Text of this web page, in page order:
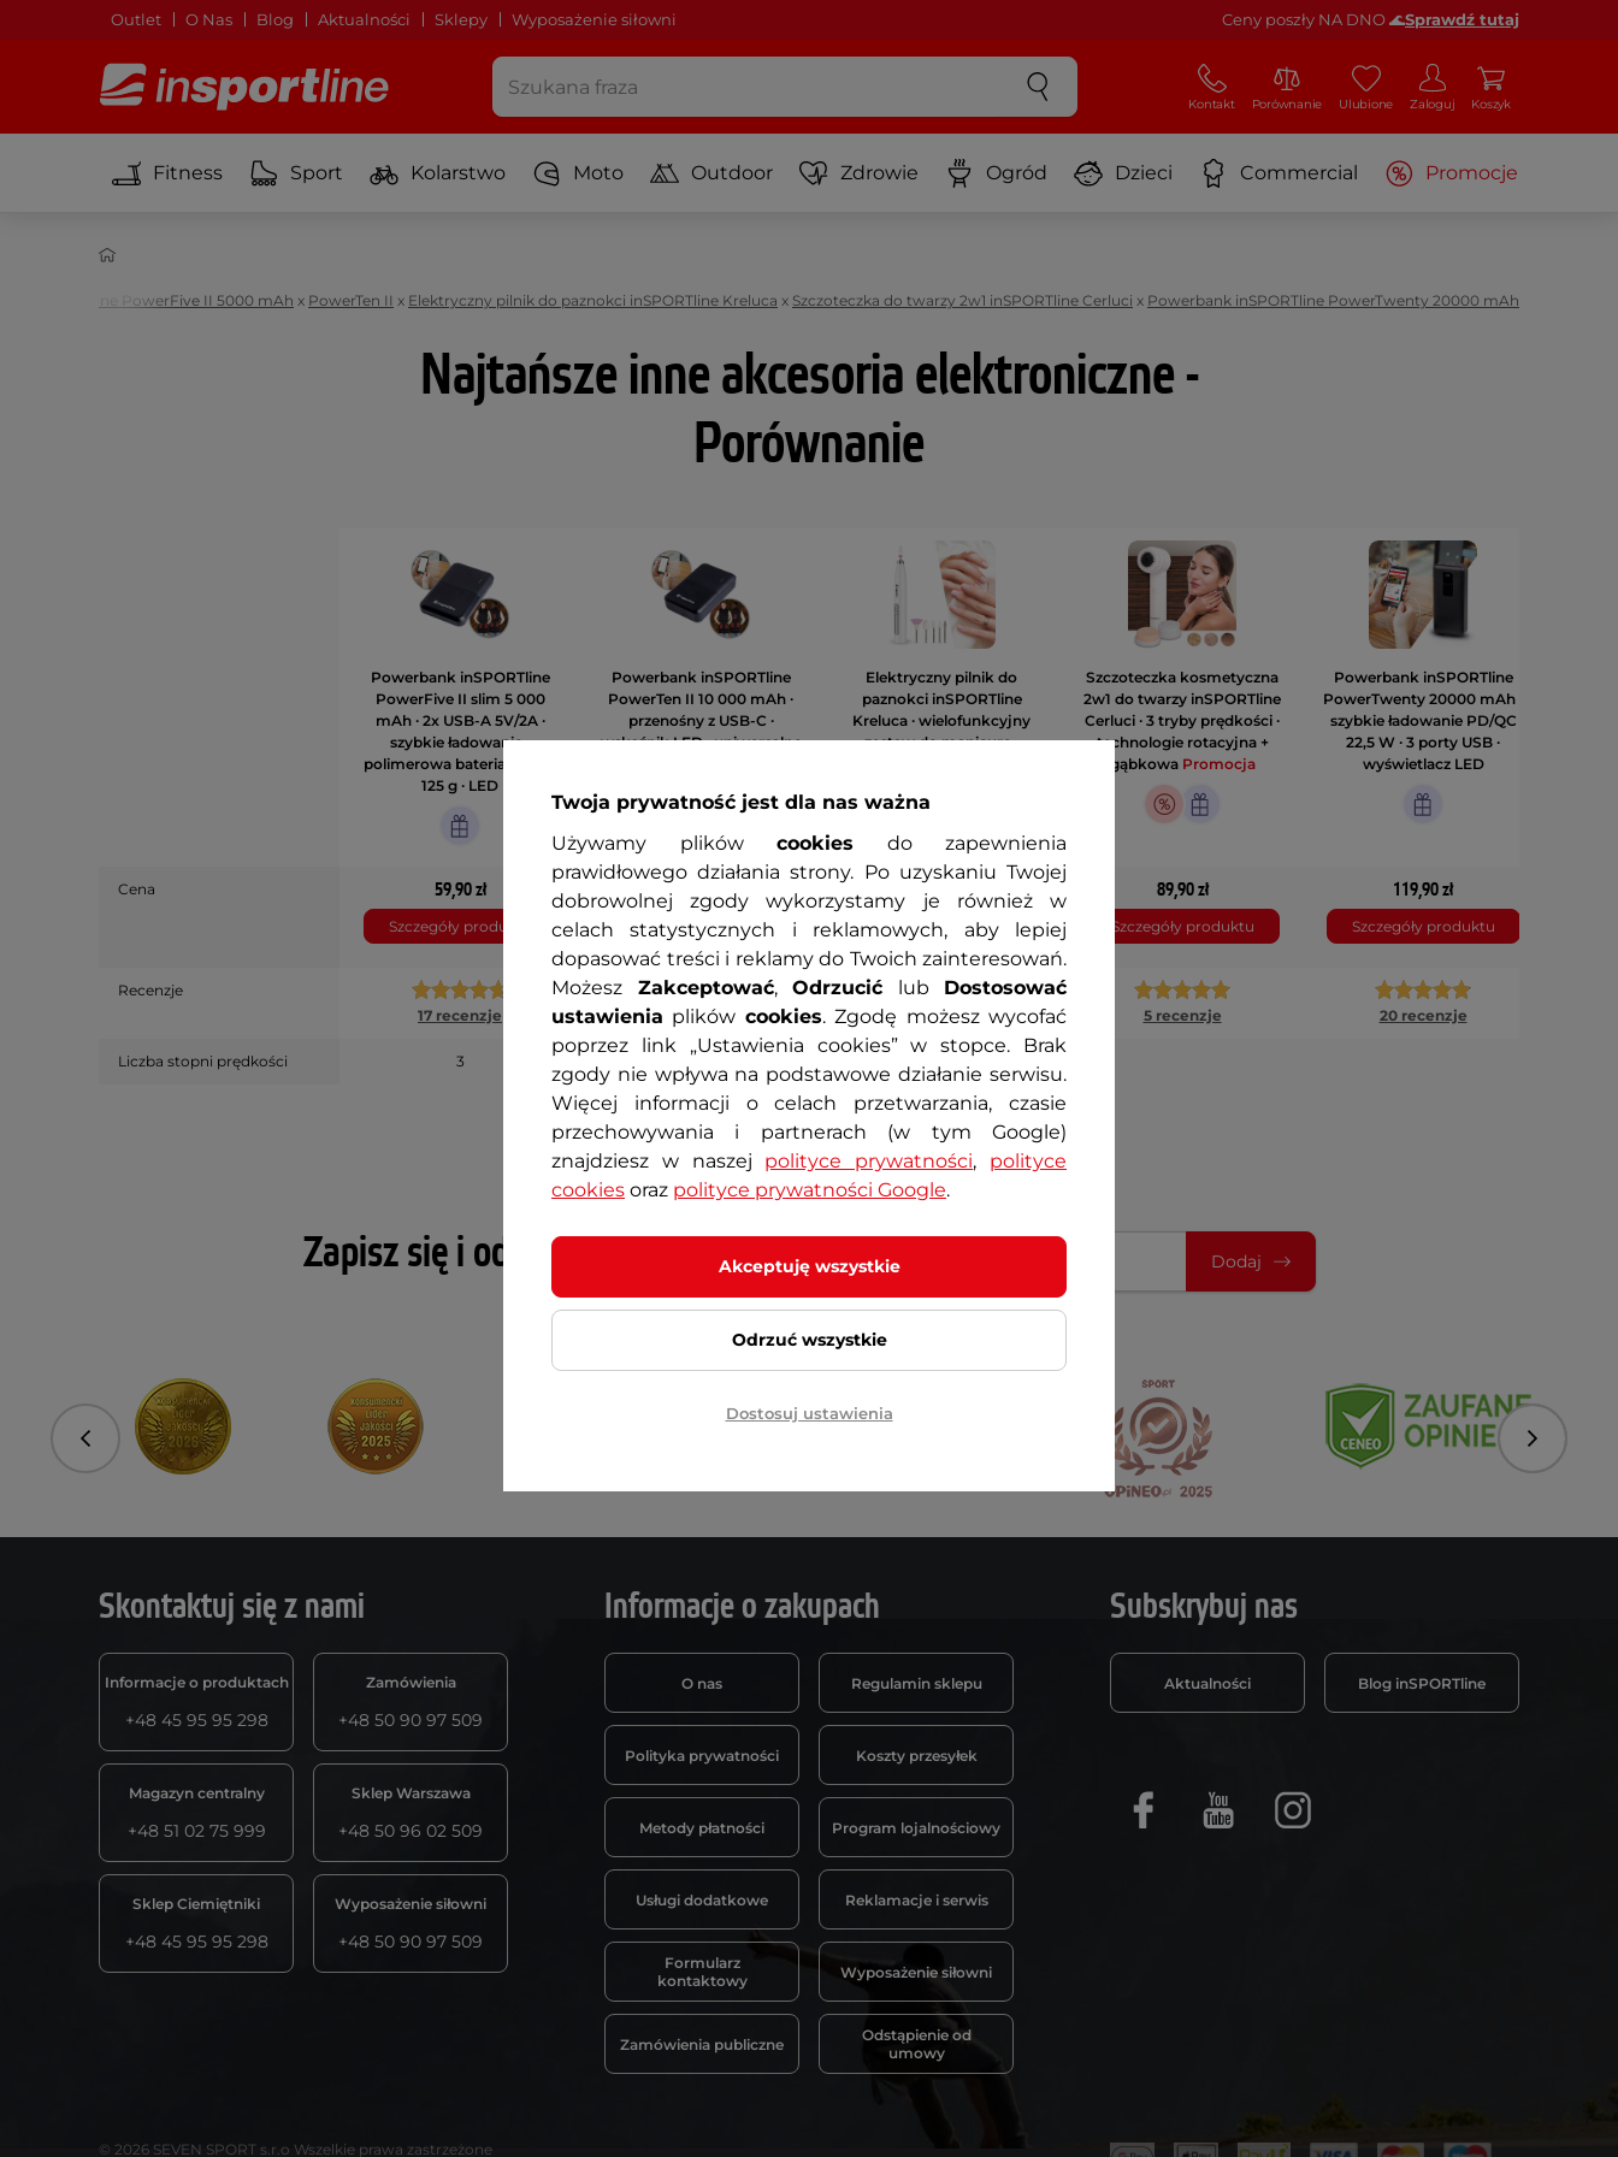
Outlet O Nas Blog Aktualności Sklepy Wyposażenie siłowni Ceny poszły NA DNO 🌊Sprawdź tutaj
Kontakt Porównanie Ulubione Zaloguj Koszyk
Fitness Sport Kolarstwo Moto Outdoor Zdrowie Ogród Dzieci Commercial Promocje
inSPORTline PowerFive II 5000 mAh x PowerTen II x Elektryczny pilnik do paznokci inSPORTline Kreluca x Szczoteczka do twarzy 2w1 inSPORTline Cerluci x Powerbank inSPORTline PowerTwenty 20000 mAh
Najtańsze inne akcesoria elektroniczne -
Porównanie
Powerbank inSPORTline
PowerFive II slim 5 000
mAh ∙ 2x USB-A 5V/2A ∙
szybkie ładowanie ∙
polimerowa bateria ∙ waga
125 g ∙ LED
Powerbank inSPORTline
PowerTen II 10 000 mAh ∙
przenośny z USB-C ∙
wskaźnik LED ∙ uniwersalne
Elektryczny pilnik do
paznokci inSPORTline
Kreluca ∙ wielofunkcyjny
zestaw do manicure ∙
Szczoteczka kosmetyczna
2w1 do twarzy inSPORTline
Cerluci ∙ 3 tryby prędkości ∙
technologie rotacyjna +
gąbkowa Promocja
Powerbank inSPORTline
PowerTwenty 20000 mAh ∙
szybkie ładowanie PD/QC
22,5 W ∙ 3 porty USB ∙
wyświetlacz LED
Cena 59,90 zł
Szczegóły produktu Szczegóły produktu
89,90 zł
Szczegóły produktu
89,90 zł
Szczegóły produktu
119,90 zł
Szczegóły produktu
Recenzje
17 recenzje
27 recenzje 14 recenzje 5 recenzje 20 recenzje
Liczba stopni prędkości 3
Zapisz się i odkrywaj więcej Dodaj
Poprzedni Następny
Skontaktuj się z nami
Informacje o produktach
+48 45 95 95 298
Zamówienia
+48 50 90 97 509
Magazyn centralny
+48 51 02 75 999
Sklep Warszawa
+48 50 96 02 509
Sklep Ciemiętniki
+48 45 95 95 298
Wyposażenie siłowni
+48 50 90 97 509
Informacje o zakupach
O nas Regulamin sklepu
Polityka prywatności Koszty przesyłek
Metody płatności Program lojalnościowy
Usługi dodatkowe Reklamacje i serwis
Formularz
kontaktowy
Wyposażenie siłowni
Zamówienia publiczne
Odstąpienie od
umowy
Subskrybuj nas
Aktualności Blog inSPORTline
FacebookYoutube Instagram
© 2026 SEVEN SPORT s.r.o Wszelkie prawa zastrzeżone
Twoja prywatność jest dla nas ważna
Używamy plików cookies do zapewnienia
prawidłowego działania strony. Po uzyskaniu Twojej
dobrowolnej zgody wykorzystamy je również w
celach statystycznych i reklamowych, aby lepiej
dopasować treści i reklamy do Twoich zainteresowań.
Możesz Zakceptować, Odrzucić lub Dostosować
ustawienia plików cookies. Zgodę możesz wycofać
poprzez link „Ustawienia cookies” w stopce. Brak
zgody nie wpływa na podstawowe działanie serwisu.
Więcej informacji o celach przetwarzania, czasie
przechowywania i partnerach (w tym Google)
znajdziesz w naszej polityce prywatności, polityce
cookies oraz polityce prywatności Google.
Akceptuję wszystkie
Odrzuć wszystkie
Dostosuj ustawienia